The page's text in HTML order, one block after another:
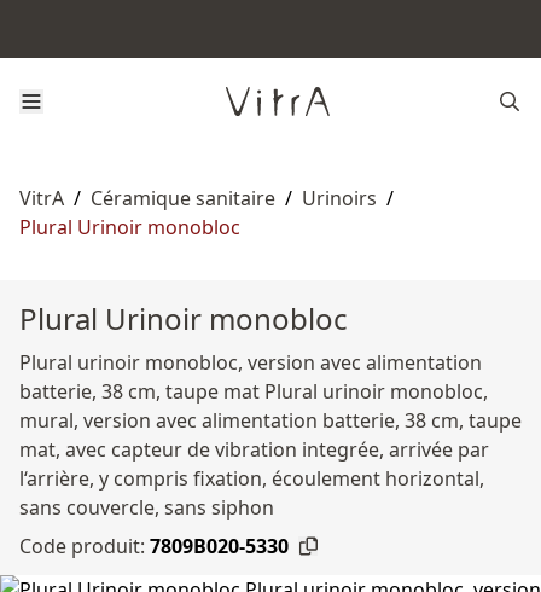
VitrA / Céramique sanitaire / Urinoirs /
Plural Urinoir monobloc
Plural Urinoir monobloc
Plural urinoir monobloc, version avec alimentation
batterie, 38 cm, taupe mat Plural urinoir monobloc,
mural, version avec alimentation batterie, 38 cm, taupe
mat, avec capteur de vibration integrée, arrivée par
l‘arrière, y compris fixation, écoulement horizontal,
sans couvercle, sans siphon
Code produit: 7809B020-5330